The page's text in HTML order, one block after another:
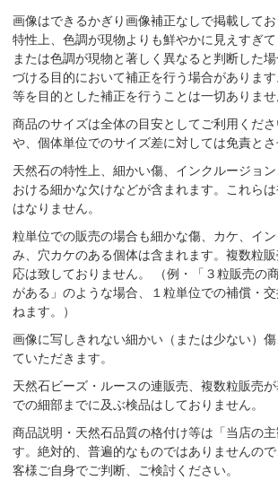
画像はできるかぎり画像補正なしで掲載して
特性上、色調が現物よりも鮮やかに見えすぎて
または色調が現物と著しく異なると判断した
づける目的において補正を行う場合がありま
等を目的とした補正を行うことは一切ありませ
商品のサイズは全体の目安としてご利用くだ
や、個体単位でのサイズ差に対しては免責とさ
天然石の特性上、細かい傷、インクルージョ
おける細かな欠けなどが含まれます。これら
はなりません。
粒単位での販売の場合も細かな傷、カケ、イ
み、穴カケのある個体は含まれます。複数粒
応は致しておりません。 （例・「３粒販売の
がある」のような場合、１粒単位での補償・
ねます。）
画像に写しきれない細かい（または少ない）
ていただきます。
天然石ビーズ・ルースの連販売、複数粒販売
での細部までに及ぶ検品はしておりません。
商品説明・天然石品質の格付け等は「当店の
す。絶対的、普遍的なものではありませんの
客様ご自身でご判断、ご検討ください。